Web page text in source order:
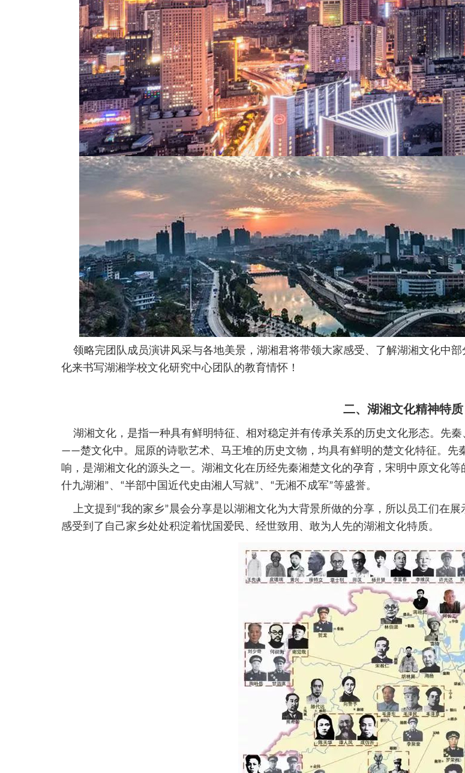
领略完团队成员演讲风采与各地美景，湖湘君将带领大家感受、了解湖湘文化中
化来书写湖湘学校文化研究中心团队的教育情怀！
二、湖湘文化精神特质
湖湘文化，是指一种具有鲜明特征、相对稳定并有传承关系的历史文化形态。先
——楚文化中。屈原的诗歌艺术、马王堆的历史文物，均具有鲜明的楚文化特征。先
响，是湖湘文化的源头之一。湖湘文化在历经先秦湘楚文化的孕育，宋明中原文化等
什九湖湘”、“半部中国近代史由湘人写就”、“无湘不成军”等盛誉。
上文提到“我的家乡”晨会分享是以湖湘文化为大背景所做的分享，所以员工们在
感受到了自己家乡处处积淀着忧国爱民、经世致用、敢为人先的湖湘文化特质。